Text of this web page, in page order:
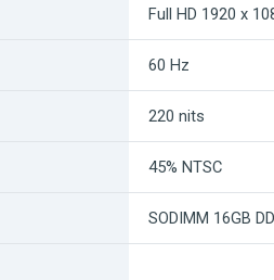
Full HD 1920 x
60 Hz
220 nits
45% NTSC
SODIMM 16GB